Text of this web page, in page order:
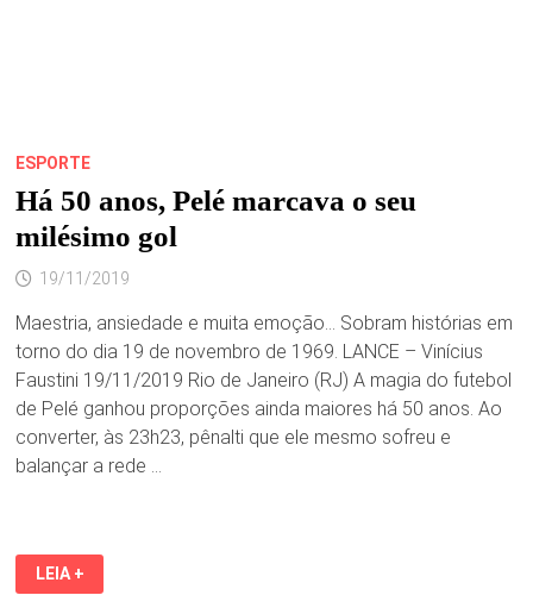
ESPORTE
Há 50 anos, Pelé marcava o seu
milésimo gol
19/11/2019
Maestria, ansiedade e muita emoção… Sobram histórias em
torno do dia 19 de novembro de 1969. LANCE – Vinícius
Faustini 19/11/2019 Rio de Janeiro (RJ) A magia do futebol
de Pelé ganhou proporções ainda maiores há 50 anos. Ao
converter, às 23h23, pênalti que ele mesmo sofreu e
balançar a rede …
HÁ
50
LEIA +